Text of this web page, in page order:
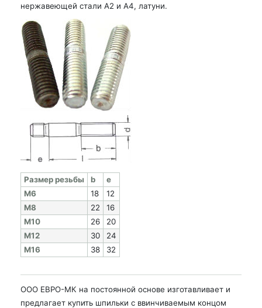
нержавеющей стали А2 и А4, латуни.
Раз­мер резь­бы b
e
M6
18
12
M8
22
16
M10
26
20
M12
30
24
M16
38 32
ООО ЕВРО-МК на постоянной основе изготавливает и
предлагает купить шпильки с ввинчиваемым концом